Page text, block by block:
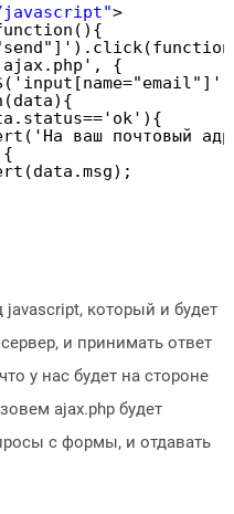
>
{
ваш почтовый
{
javascript, который и будет
и принимать ответ
у нас будет на стороне
ajax.php будет
с формы, и отдавать